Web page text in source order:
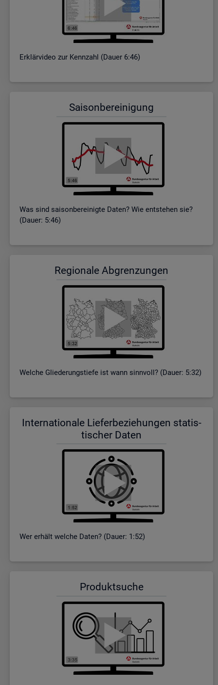
Er­klär­vi­deo zur Kenn­zahl (Dauer 6:46)
Sai­son­be­rei­ni­gung
Was sind sai­son­be­rei­nig­te Daten? Wie ent­ste­hen sie?
(Dauer: 5:46)
Re­gio­na­le Ab­gren­zun­gen
Wel­che Glie­de­rungs­tie­fe ist wann sinn­voll? (Dauer: 5:32)
In­ter­na­tio­na­le Lie­fer­be­zie­hun­gen sta­tis­
ti­scher Daten
Wer er­hält wel­che Daten? (Dauer: 1:52)
Pro­dukt­su­che